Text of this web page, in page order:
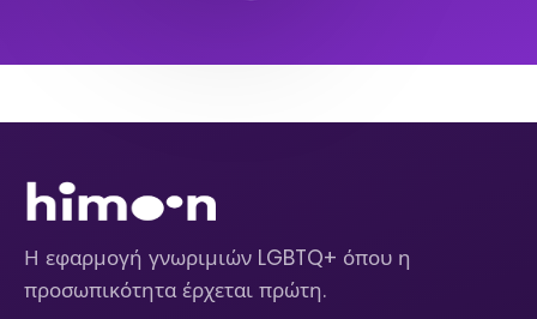
Η εφαρμογή γνωριμιών LGBTQ+ όπου η
προσωπικότητα έρχεται πρώτη.